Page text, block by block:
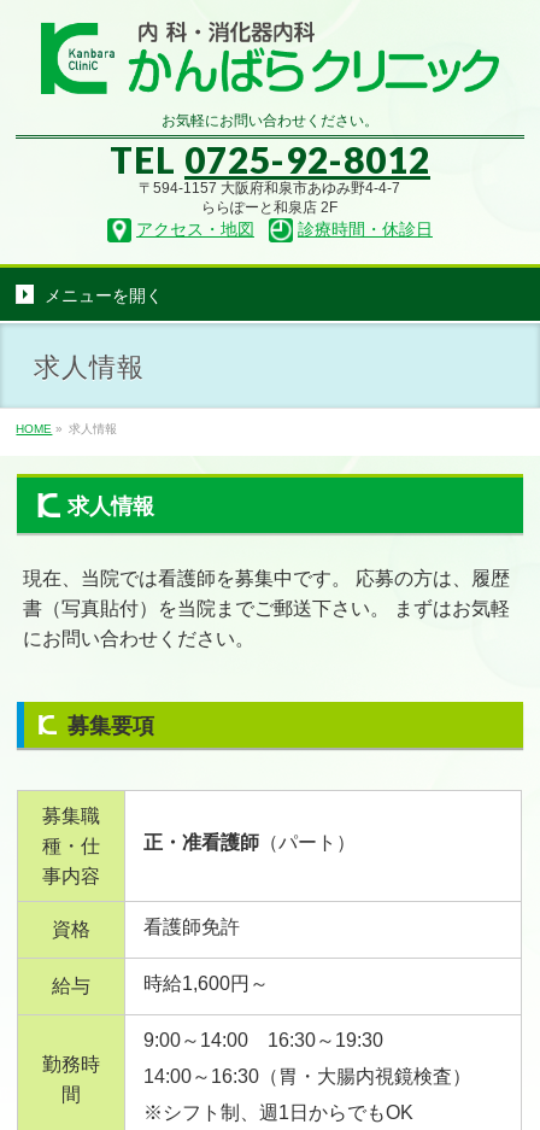
お気軽にお問い合わせください。
TEL 0725-92-8012
〒594-1157 大阪府和泉市あゆみ野4-4-7
ららぽーと和泉店 2F
アクセス・地図 診療時間・休診日
メニューを開く
求人情報
HOME » 求人情報
求人情報
現在、当院では看護師を募集中です。 応募の方は、履歴
書（写真貼付）を当院までご郵送下さい。 まずはお気軽
にお問い合わせください。
募集要項
募集職
種・仕
事内容
正・准看護師 （パート）
資格 看護師免許
給与 時給1,600円～
勤務時
間
9:00～14:00 16:30～19:30
14:00～16:30（胃・大腸内視鏡検査）
※シフト制、週1日からでもOK